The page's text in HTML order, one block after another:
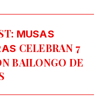
MUSAS
CELEBRAN 7
BAILONGO DE